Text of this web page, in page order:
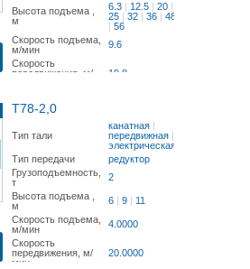
Высота подъема ,
м
6.3 | 12.5 | 20 |
25 | 32 | 36 | 48
| 56
Скорость подъема,
м/мин
9.6
Скорость
передвижения, м/
19,8
Т78-2,0
Тип тали
канатная |
передвижная |
электрическая
Тип передачи
редуктор
Грузоподъемность,
т
2
Высота подъема ,
м
6 | 9 | 11
Скорость подъема,
м/мин
4.0000
Скорость
передвижения, м/
мин
20.0000